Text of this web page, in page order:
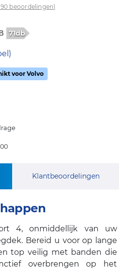
beoordelingen)
71db
voor Volvo
Klantbeoordelingen
4, onmiddellijk van uw
Bereid u voor op lange
top veilig met banden die
overbrengen op het